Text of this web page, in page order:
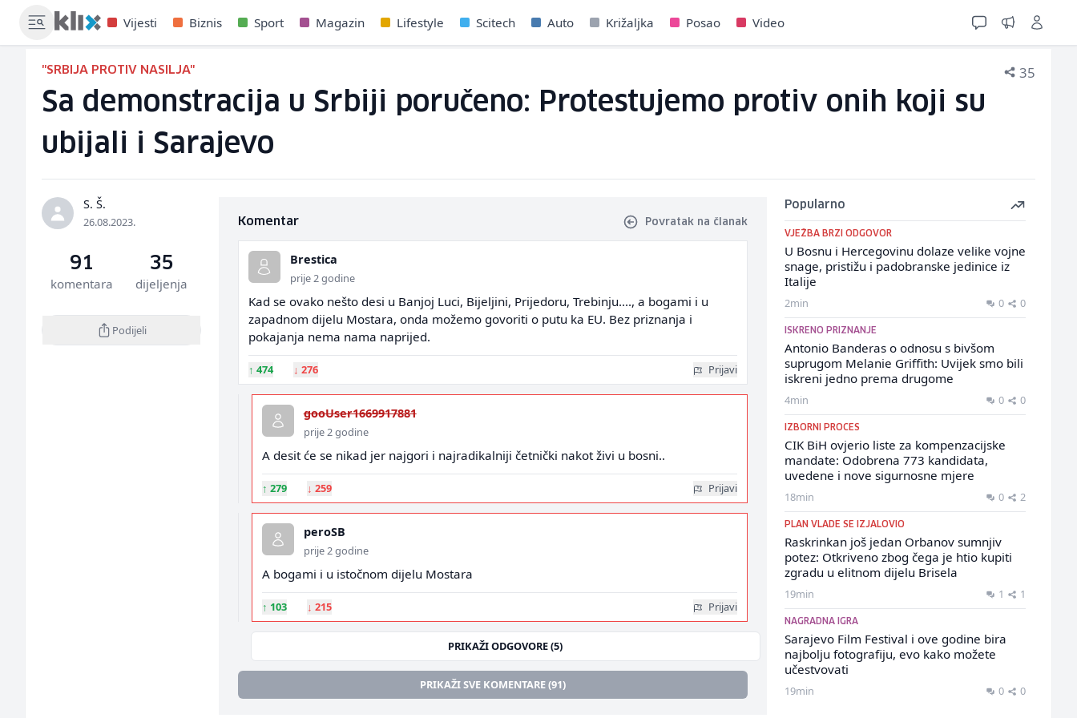
Vijesti Biznis Sport Magazin Lifestyle Scitech Auto Križaljka Posao Video
"SRBIJA PROTIV NASILJA" 35
Sa demonstracija u Srbiji poručeno: Protestujemo protiv onih koji su
ubijali i Sarajevo
S. Š.
26.08.2023.
91
komentara
35
dijeljenja
Podijeli
Komentar Povratak na članak
Brestica
prije 2 godine
Kad se ovako nešto desi u Banjoj Luci, Bijeljini, Prijedoru, Trebinju...., a bogami i u
zapadnom dijelu Mostara, onda možemo govoriti o putu ka EU. Bez priznanja i
pokajanja nema nama naprijed.
↑ 474 ↓ 276 Prijavi
gooUser1669917881
prije 2 godine
A desit će se nikad jer najgori i najradikalniji četnički nakot živi u bosni..
↑ 279 ↓ 259 Prijavi
peroSB
prije 2 godine
A bogami i u istočnom dijelu Mostara
↑ 103 ↓ 215 Prijavi
PRIKAŽI ODGOVORE (5)
PRIKAŽI SVE KOMENTARE (91)
Popularno
VJEŽBA BRZI ODGOVOR
U Bosnu i Hercegovinu dolaze velike vojne
snage, pristižu i padobranske jedinice iz
Italije
2min 0 0
ISKRENO PRIZNANJE
Antonio Banderas o odnosu s bivšom
suprugom Melanie Griffith: Uvijek smo bili
iskreni jedno prema drugome
4min 0 0
IZBORNI PROCES
CIK BiH ovjerio liste za kompenzacijske
mandate: Odobrena 773 kandidata,
uvedene i nove sigurnosne mjere
18min 0 2
PLAN VLADE SE IZJALOVIO
Raskrinkan još jedan Orbanov sumnjiv
potez: Otkriveno zbog čega je htio kupiti
zgradu u elitnom dijelu Brisela
19min 1 1
NAGRADNA IGRA
Sarajevo Film Festival i ove godine bira
najbolju fotografiju, evo kako možete
učestvovati
19min 0 0